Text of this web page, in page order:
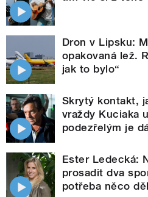
Dron v Lipsku:
opakovaná lež.
jak to bylo“
Skrytý kontakt,
vraždy Kuciaka
podezřelým je
Ester Ledecká:
prosadit dva
potřeba něco